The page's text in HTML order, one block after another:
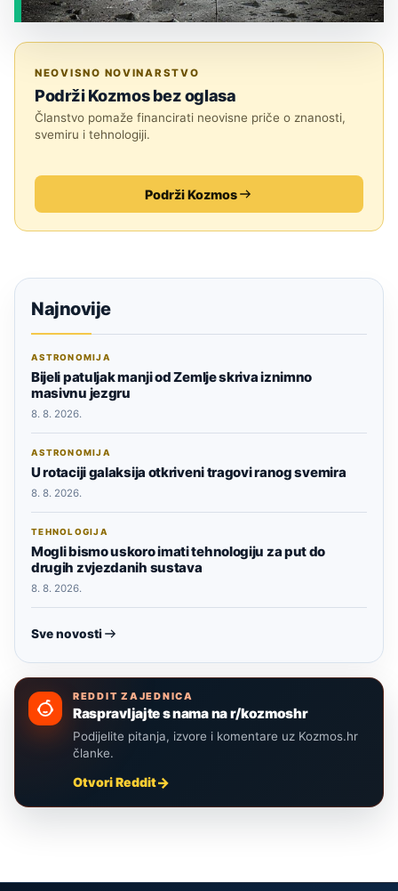
NEOVISNO NOVINARSTVO
Podrži Kozmos bez oglasa
Članstvo pomaže financirati neovisne priče o znanosti,
svemiru i tehnologiji.
Podrži Kozmos
Najnovije
ASTRONOMIJA
Bijeli patuljak manji od Zemlje skriva iznimno
masivnu jezgru
8. 8. 2026.
ASTRONOMIJA
U rotaciji galaksija otkriveni tragovi ranog svemira
8. 8. 2026.
TEHNOLOGIJA
Mogli bismo uskoro imati tehnologiju za put do
drugih zvjezdanih sustava
8. 8. 2026.
Sve novosti
REDDIT ZAJEDNICA
Raspravljajte s nama na r/kozmoshr
Podijelite pitanja, izvore i komentare uz Kozmos.hr
članke.
Otvori Reddit